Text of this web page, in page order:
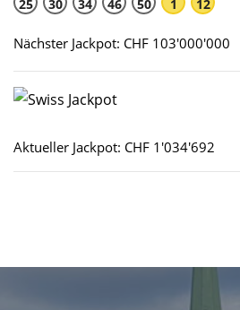
25 30 34 46 50 1 12
Nächster Jackpot: CHF 103'000'000
Aktueller Jackpot: CHF 1'034'692